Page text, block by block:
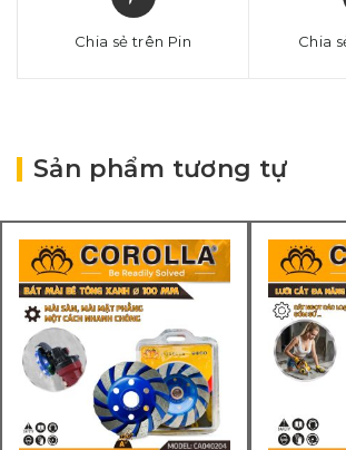
Chia sẻ trên Pin Chia
Sản phẩm tương tự